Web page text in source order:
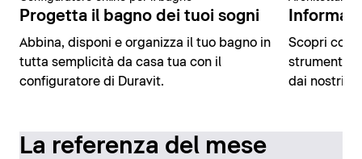
Progetta il bagno dei tuoi sogni
Abbina, disponi e organizza il tuo bagno in
tutta semplicità da casa tua con il
configuratore di Duravit.
Scopri
strumenti
dai nostri
La referenza del mese